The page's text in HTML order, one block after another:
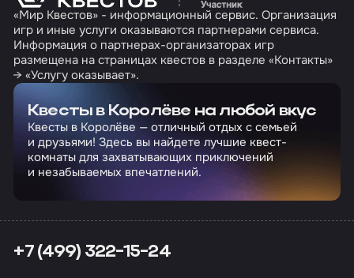
«Мир Квестов» - информационный сервис. Организация
игр и иные услуги оказываются партнерами сервиса.
Информация о партнерах-организаторах игр
размещена на страницах квестов в разделе «Контакты»
→ «Услугу оказывает».
Квесты в Королёве на любой вкус
Квесты в Королёве — отличный отдых с семьей
и друзьями! Здесь вы найдете лучшие квест-
комнаты для захватывающих приключений
и незабываемых впечатлений.
+7 (499) 322-15-24